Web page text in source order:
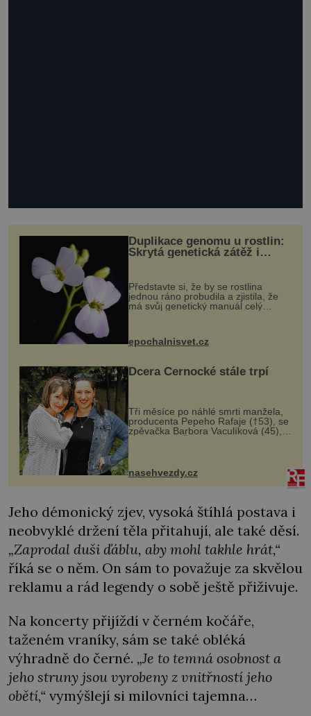
Duplikace genomu u rostlin:
Skrytá genetická zátěž i
Představte si, že by se rostlina
jednou ráno probudila a zjistila, že
má svůj genetický manuál celý
vstupenka...
epochalnisvet.cz
Dcera Černocké stále trpí
Tři měsíce po náhlé smrti manžela,
producenta Pepeho Rafaje (†53), se
zpěvačka Barbora Vaculíková (45),
dcera Petry Černocké (75), poprvé
ozvala veřejnosti. Na sociální síti
sdílela, že se snaží fung...
nasehvezdy.cz
Jeho démonický zjev, vysoká štíhlá postava i
neobvyklé držení těla přitahují, ale také děsí.
„Zaprodal duši ďáblu, aby mohl takhle hrát,“
říká se o něm. On sám to považuje za skvělou
reklamu a rád legendy o sobě ještě přiživuje.
Na koncerty přijíždí v černém kočáře,
taženém vraníky, sám se také obléká
výhradně do černé. „Je to temná osobnost a
jeho struny jsou vyrobeny z vnitřností jeho
obětí,“ vymýšlejí si milovníci tajemna…